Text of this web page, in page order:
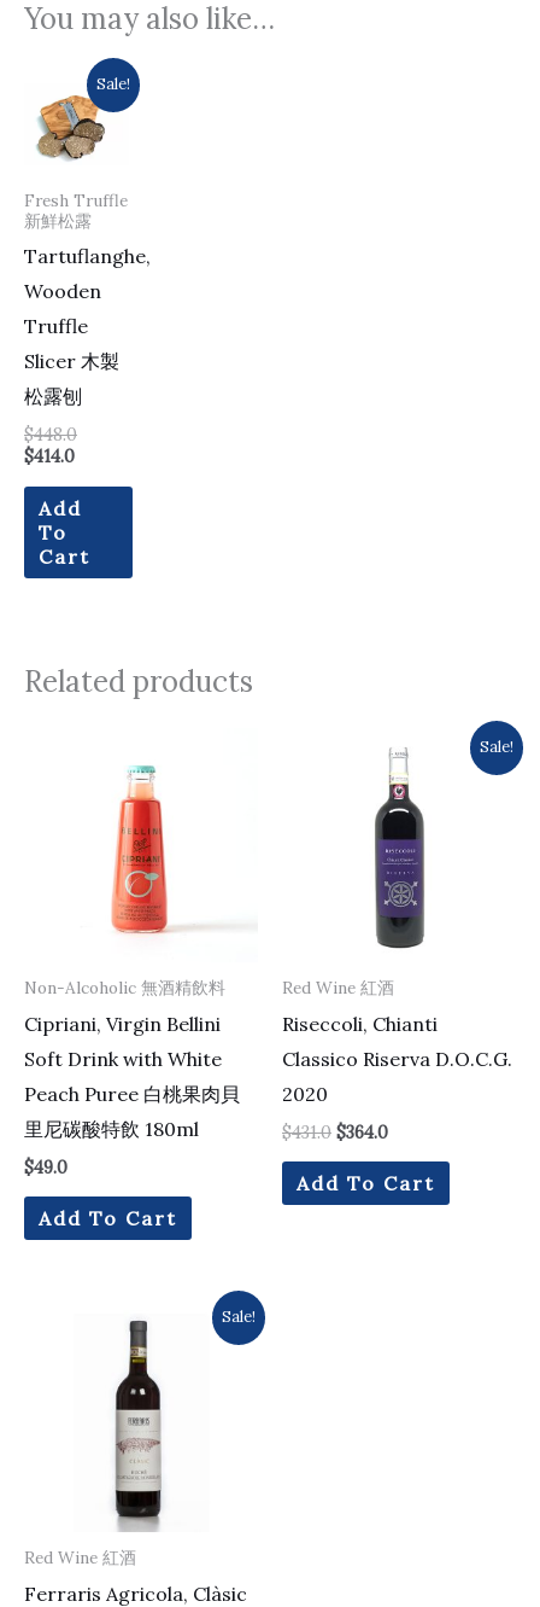
You may also like…
Sale!
Fresh Truffle
新鮮松露
Tartuflanghe,
Wooden
Truffle
Slicer 木製
松露刨
$448.0
Original
price
was:
$448.0.
$414.0
Current
price
is:
$414.0.
Add
To
Cart
Related products
Non-Alcoholic 無酒精飲料
Cipriani, Virgin Bellini
Soft Drink with White
Peach Puree 白桃果肉貝
里尼碳酸特飲 180ml
$49.0
Add To Cart
Sale!
Red Wine 紅酒
Riseccoli, Chianti
Classico Riserva D.O.C.G.
2020
$431.0
$431.0.
$364.0
price
is:
$364.0.
Add To Cart
Sale!
Red Wine 紅酒
Ferraris Agricola, Clàsic
$175.0.
price
is:
$153.0.